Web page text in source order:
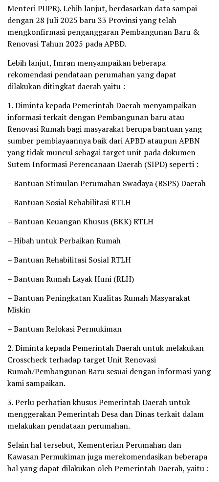
Menteri PUPR). Lebih lanjut, berdasarkan data sampai
dengan 28 Juli 2025 baru 33 Provinsi yang telah
mengkonfirmasi penganggaran Pembangunan Baru &
Renovasi Tahun 2025 pada APBD.
Lebih lanjut, Imran menyampaikan beberapa
rekomendasi pendataan perumahan yang dapat
dilakukan ditingkat daerah yaitu :
1. Diminta kepada Pemerintah Daerah menyampaikan
informasi terkait dengan Pembangunan baru atau
Renovasi Rumah bagi masyarakat berupa bantuan yang
sumber pembiayaannya baik dari APBD ataupun APBN
yang tidak muncul sebagai target unit pada dokumen
Sutem Informasi Perencanaan Daerah (SIPD) seperti :
– Bantuan Stimulan Perumahan Swadaya (BSPS) Daerah
– Bantuan Sosial Rehabilitasi RTLH
– Bantuan Keuangan Khusus (BKK) RTLH
– Hibah untuk Perbaikan Rumah
– Bantuan Rehabilitasi Sosial RTLH
– Bantuan Rumah Layak Huni (RLH)
– Bantuan Peningkatan Kualitas Rumah Masyarakat
Miskin
– Bantuan Relokasi Permukiman
2. Diminta kepada Pemerintah Daerah untuk melakukan
Crosscheck terhadap target Unit Renovasi
Rumah/Pembangunan Baru sesuai dengan informasi yang
kami sampaikan.
3. Perlu perhatian khusus Pemerintah Daerah untuk
menggerakan Pemerintah Desa dan Dinas terkait dalam
melakukan pendataan perumahan.
Selain hal tersebut, Kementerian Perumahan dan
Kawasan Permukiman juga merekomendasikan beberapa
hal yang dapat dilakukan oleh Pemerintah Daerah, yaitu :